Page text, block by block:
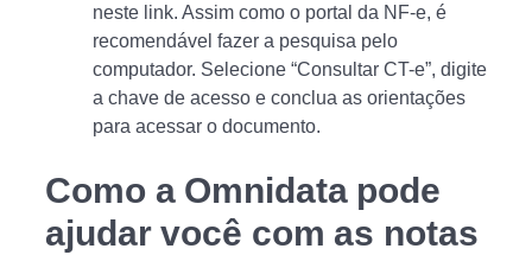
neste link. Assim como o portal da NF-e, é
recomendável fazer a pesquisa pelo
computador. Selecione “Consultar CT-e”, digite
a chave de acesso e conclua as orientações
para acessar o documento.
Como a Omnidata pode
ajudar você com as notas